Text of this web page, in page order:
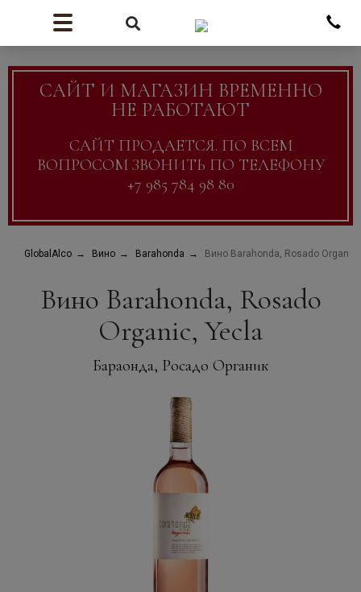
САЙТ И МАГАЗИН ВРЕМЕННО
НЕ РАБОТАЮТ
САЙТ ПРОДАЕТСЯ. ПО ВСЕМ
ВОПРОСОМ ЗВОНИТЬ ПО ТЕЛЕФОНУ
+7 985 784 98 80
GlobalAlco Вино Barahonda Вино Barahonda, Rosado
Вино Barahonda, Rosado
Organic, Yecla
Бараонда, Росадо Органик